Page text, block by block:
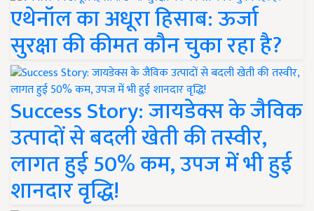
एथेनॉल का अधूरा हिसाब: ऊर्जा
सुरक्षा की कीमत कौन चुका रहा है?
Success Story: जायडेक्स के जैविक
उत्पादों से बदली खेती की तस्वीर,
लागत हुई 50% कम, उपज में भी हुई
शानदार वृद्धि!